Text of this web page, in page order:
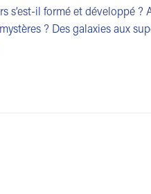
s’est-il formé et développé
? Des galaxies aux